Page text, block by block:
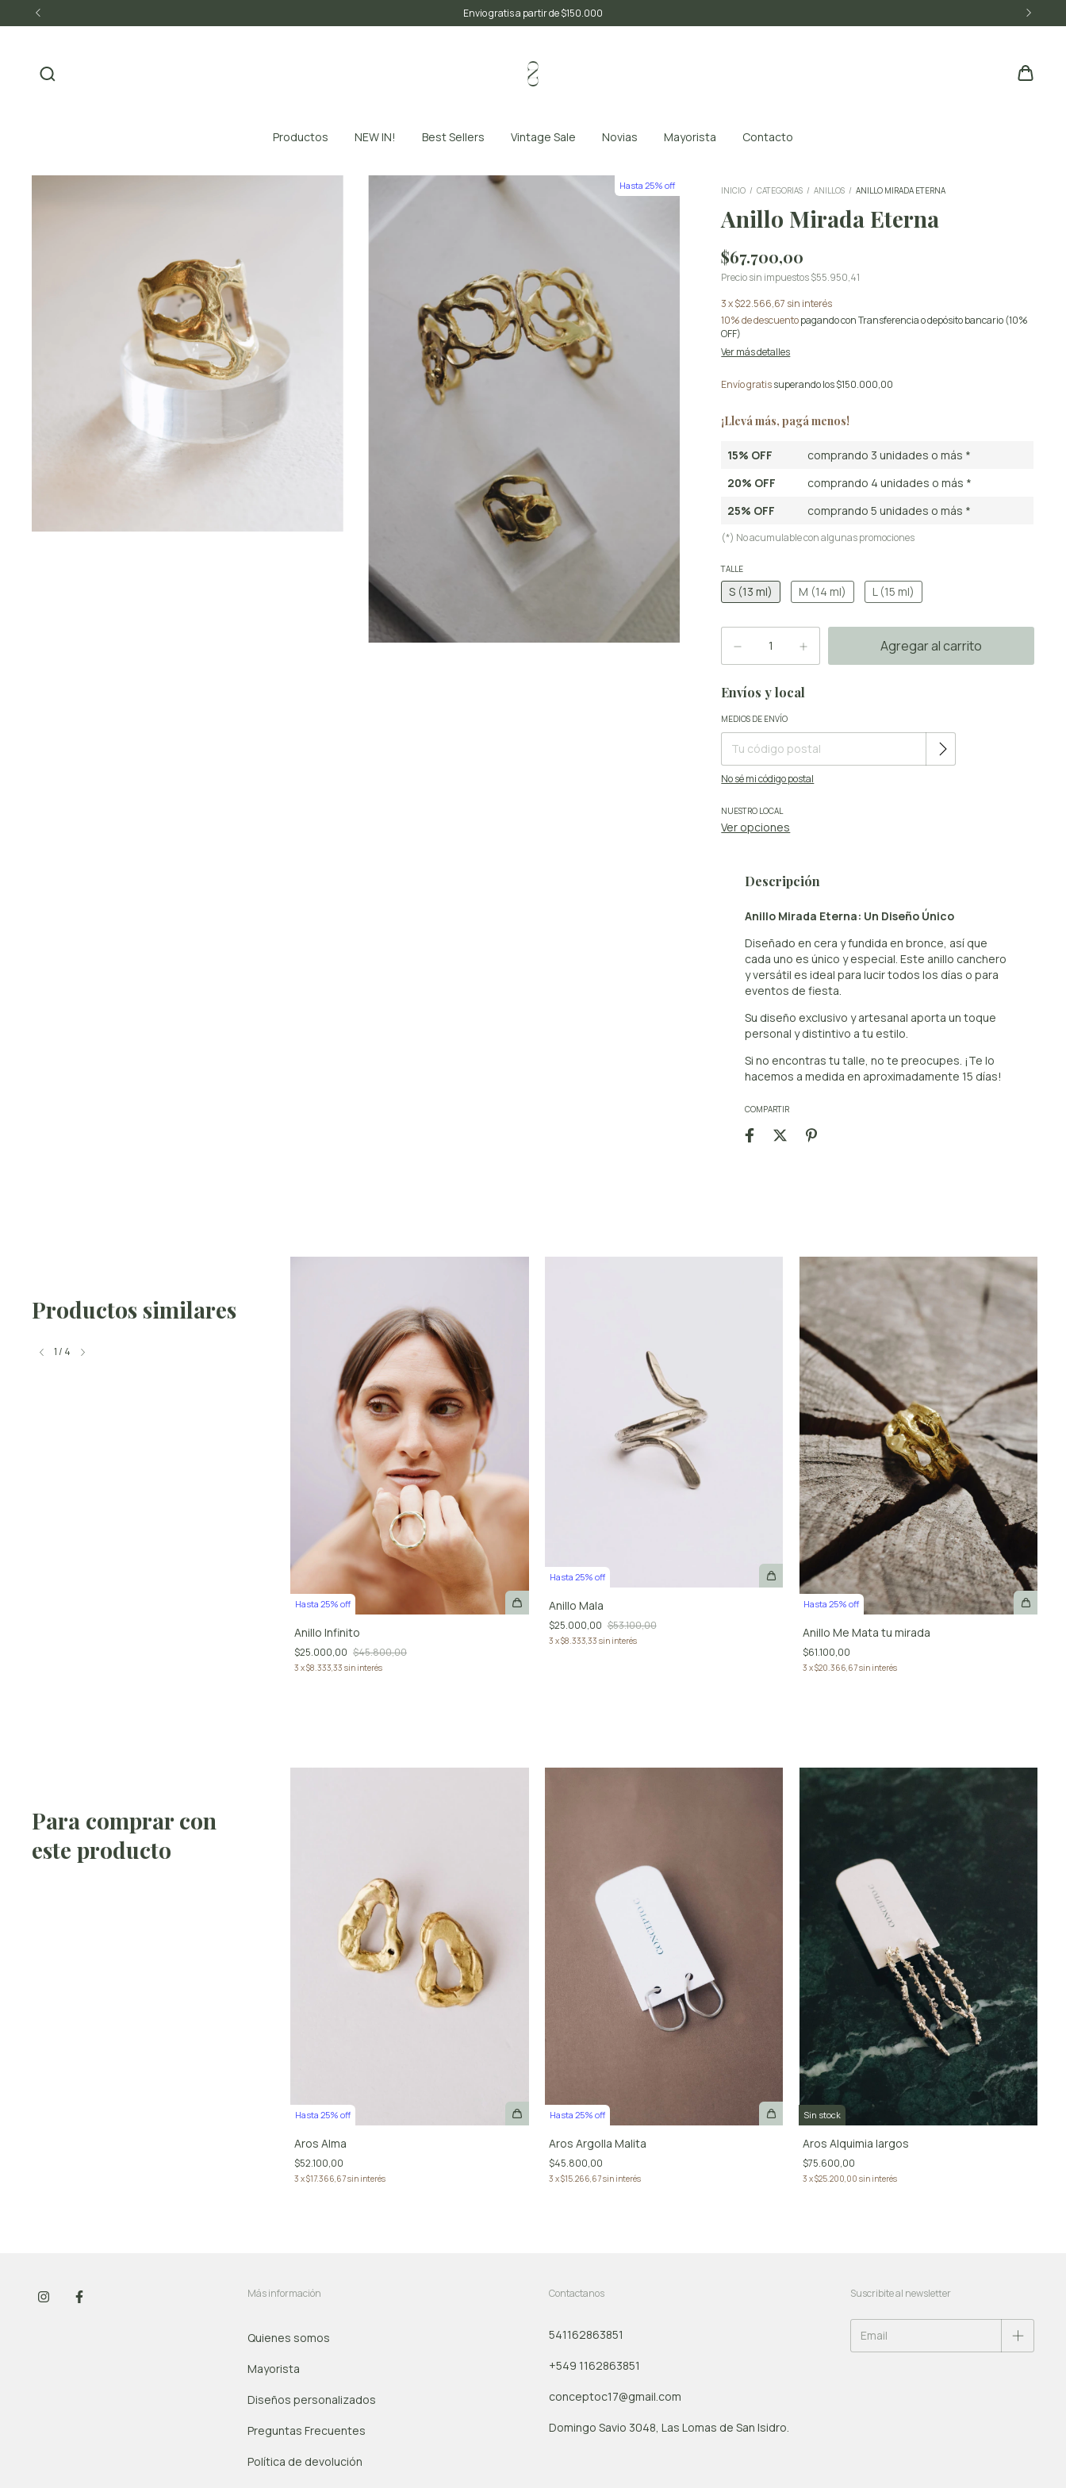
3 cuotas sin interés // 10% OFF transferencia
Productos NEW IN! Best Sellers Vintage Sale Novias Mayorista Contacto
Hasta 25% off INICIO / CATEGORIAS / ANILLOS / ANILLO MIRADA ETERNA
Anillo Mirada Eterna
$67.700,00
Precio sin impuestos$55.950,41
3x$22.566,67 sin interés
10% de descuentopagando con Transferencia o depósito bancario (10%
OFF)
Ver más detalles
Envío gratissuperando los$150.000,00
¡Llevá más, pagá menos!
15% OFF
comprando 3 unidades o más *
20% OFF
comprando 4 unidades o más *
25% OFF
comprando 5 unidades o más *
(*) No acumulable con algunas promociones
TALLE
S (13 ml) M (14 ml) L (15 ml)
Envíos y local
Entregas para el CP:
MEDIOS DE ENVÍO
No sé mi código postal
NUESTRO LOCAL
Ver opciones
Descripción
Anillo Mirada Eterna: Un Diseño Único
Diseñado en cera y fundida en bronce, así que
cada uno es único y especial. Este anillo canchero
y versátil es ideal para lucir todos los días o para
eventos de fiesta.
Su diseño exclusivo y artesanal aporta un toque
personal y distintivo a tu estilo.
Si no encontras tu talle, no te preocupes. ¡Te lo
hacemos a medida en aproximadamente 15 días!
COMPARTIR
Productos similares
1/ 4
Hasta 25% off
Anillo Infinito
$25.000,00 $45.800,00
3 x$8.333,33 sin interés
Hasta 25% off
Anillo Mala
$25.000,00 $53.100,00
3 x$8.333,33 sin interés
Hasta 25% off
Anillo Me Mata tu mirada
$61.100,00
3 x$20.366,67sin interés
Para comprar con
este producto
Hasta 25% off
Aros Alma
$52.100,00
3 x$17.366,67sin interés
Hasta 25% off
Aros Argolla Malita
$45.800,00
3 x$15.266,67sin interés
Sin stock
Aros Alquimia largos
$75.600,00
3 x$25.200,00 sin interés
Más información
Quienes somos
Mayorista
Diseños personalizados
Preguntas Frecuentes
Política de devolución
Contactanos
541162863851
+549 1162863851
conceptoc17@gmail.com
Domingo Savio 3048, Las Lomas de San Isidro.
Suscribite al newsletter